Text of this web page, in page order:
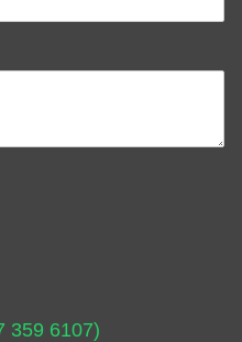
359 6107)